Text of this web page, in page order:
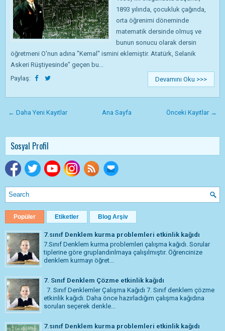
1893 yılında, çocukluk çağında,
orta öğrenimi döneminde
matematik dersinde olmuş ve
bunun sonucu olarak dersin
öğretmeni O'nun adına "Kemal" ismini eklemiştir. Atatürk, Selanik
Askeri Rüştiyesinde" geçen bu...
Paylaş:
Devamını Oku >>>
← Daha Yeni Kayıtlar Önceki Kayıtlar →
Ana Sayfa
Sosyal Profil
Popüler Etiketler Blog Arşiv
7.sınıf Denklem kurma problemleri etkinlik kağıdı
7.Sınıf Denklem kurma problemleri çalışma kağıdı. Sorular
tiplerine göre gruplandırılmaya çalışılmıştır. Öğrencinize
denklem kurmayı öğret...
7. Sınıf Denklem Çözme etkinlik kağıdı
7. Sınıf Denklemler Çalışma Kağıdı 7. Sınıf denklem çözme
etkinlik kağıdı. Daha önce hazırladığım çalışma kağıdına
soruları seçerek denkle...
7.sınıf Denklem kurma problemleri etkinlik kağıdı